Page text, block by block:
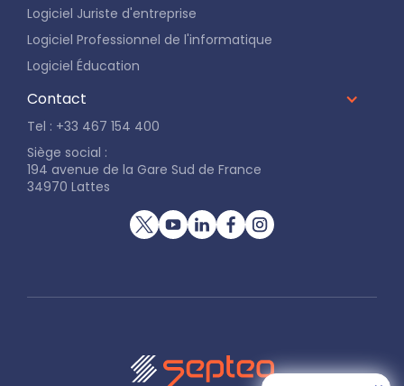
Logiciel Juriste d'entreprise
Logiciel Professionnel de l'informatique
Logiciel Éducation
Contact
Tel : +33 467 154 400
Siège social :
194 avenue de la Gare Sud de France
34970 Lattes